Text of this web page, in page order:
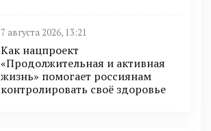
7 августа 2026, 13:21
Как нацпроект
«Продолжительная и активная
жизнь» помогает россиянам
контролировать своё здоровье